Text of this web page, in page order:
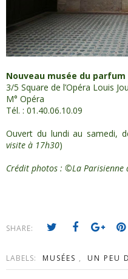
Nouveau musée du parfum
3/5 Square de l’Opéra Louis
M° Opéra
Tél. : 01.40.06.10.09
Ouvert du lundi au samedi,
visite à 17h30)
Crédit photos : ©La Parisienne
SHARE:
LABELS: MUSÉES , UN PEU